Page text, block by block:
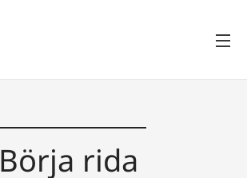
Börja rida